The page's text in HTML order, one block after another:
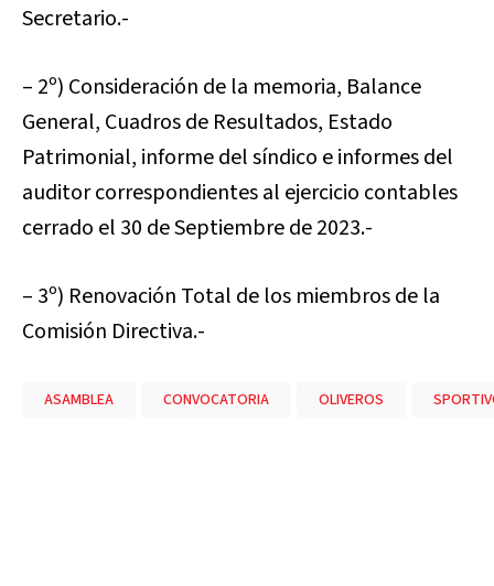
Secretario.-
– 2º) Consideración de la memoria, Balance
General, Cuadros de Resultados, Estado
Patrimonial, informe del síndico e informes del
auditor correspondientes al ejercicio contables
cerrado el 30 de Septiembre de 2023.-
– 3º) Renovación Total de los miembros de la
Comisión Directiva.-
ASAMBLEA CONVOCATORIA OLIVEROS